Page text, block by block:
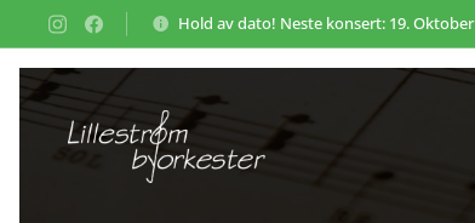
Hold av dato! Neste konsert: 19. Oktober